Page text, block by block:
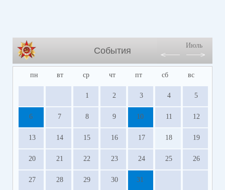
События
Июль
пн вт ср чт пт сб вс
1 2 3 4 5
6 7 8 9 10 11 12
13 14 15 16 17 18 19
20 21 22 23 24 25 26
27 28 29 30 31